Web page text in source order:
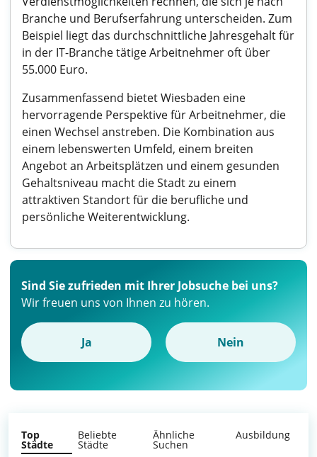
Branche und Berufserfahrung unterscheiden. Zum
Beispiel liegt das durchschnittliche Jahresgehalt für
in der IT-Branche tätige Arbeitnehmer oft über
55.000 Euro.
Zusammenfassend bietet Wiesbaden eine
hervorragende Perspektive für Arbeitnehmer, die
einen Wechsel anstreben. Die Kombination aus
einem lebenswerten Umfeld, einem breiten
Angebot an Arbeitsplätzen und einem gesunden
Gehaltsniveau macht die Stadt zu einem
attraktiven Standort für die berufliche und
persönliche Weiterentwicklung.
Sind Sie zufrieden mit Ihrer Jobsuche bei uns?
Wir freuen uns von Ihnen zu hören.
Ja Nein
Top
Städte
Beliebte
Städte
Ähnliche
Suchen
Ausbildung